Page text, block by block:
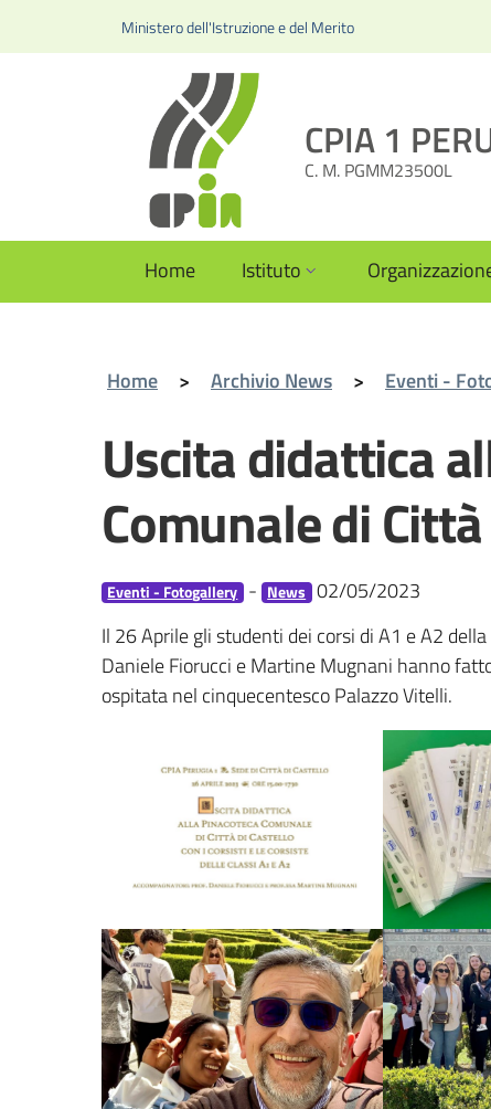
Ministero dell'Istruzione e del Merito
CPIA 1
C. M. PGMM23500L
Home Istituto
Home > Archivio News > Eventi -
Uscita didattica
Comunale di
Eventi - Fotogallery - News 02/05/2023
Il 26 Aprile gli studenti dei corsi di A1 e A2
Daniele Fiorucci e Martine Mugnani hanno
ospitata nel cinquecentesco Palazzo Vitelli.